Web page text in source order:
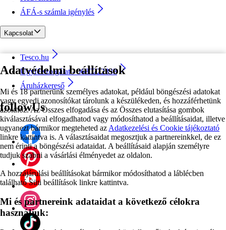
Adatvédelmi beállítások
Mi és 18 partnerünk személyes adatokat, például böngészési adatokat
vagy egyedi azonosítókat tárolunk a készülékeden, és hozzáférhetünk
azokhoz. Az Összes elfogadása és az Összes elutasítása gombok
kiválasztásával elfogadhatod vagy módosíthatod a beállításaidat, illetve
ugyanezt bármikor megteheted az Adatkezelési és Cookie tájékoztató
linkre kattintva is. A választásaidat megosztjuk a partnereinkkel, de ez
nem érinti a böngészési adataidat. A beállításaid alapján személyre
tudjuk szabni a vásárlási élményedet az oldalon.
A hozzájárulási beállításokat bármikor módosíthatod a láblécben
található Süti beállítások linkre kattintva.
Mi és partnereink adataidat a következő célokra
használjuk:
ÁFÁ-s számla igénylés
Kapcsolat
Tesco.hu
Ügyfélszolgálat - 0680222333
Áruházkereső
followUs